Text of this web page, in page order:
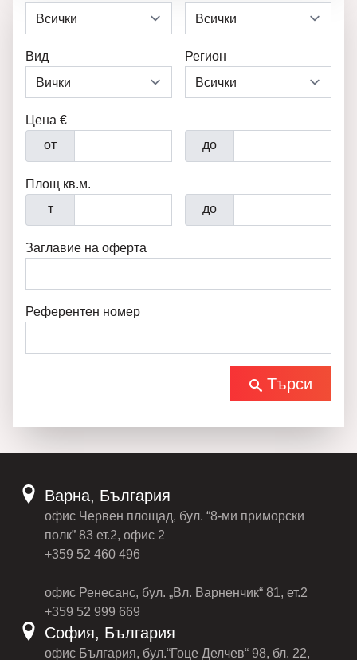
Вид Регион
Цена €
от
до
Площ кв.м.
т
до
Заглавие на оферта
Референтен номер
Търси
Варна, България
офис Червен площад, бул. “8-ми приморски
полк” 83 ет.2, офис 2
+359 52 460 496
офис Ренесанс, бул. „Вл. Варненчик“ 81, ет.2
+359 52 999 669
София, България
офис България, бул.“Гоце Делчев“ 98, бл. 22,